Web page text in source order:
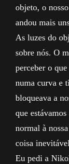
objeto, o
andou mais
As luzes do
sobre nós. O
perceber o
numa curva e
bloqueava a
que
normal à
coisa
Eu pedi a